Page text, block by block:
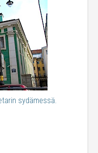
sydämessä.